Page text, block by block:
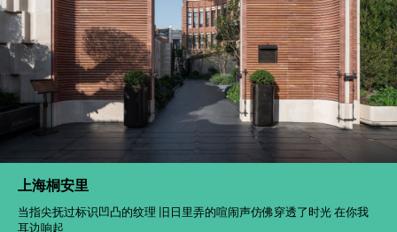
上海桐安里
当指尖抚过标识凹凸的纹理 旧日里弄的喧闹声仿佛穿透了时光 在你我
耳边响起